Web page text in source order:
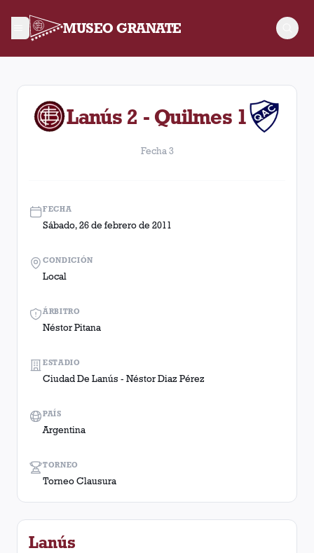
MUSEO GRANATE
Fecha 3. Partido entre Lanús y Quilmes disputado el
Lanús 2 - Quilmes 1
Fecha 3
FECHA
Sábado, 26 de febrero de 2011
ÁRBITRO
Néstor Pitana
TORNEO
Torneo Clausura
CONDICIÓN
Local
ESTADIO
Ciudad De Lanús - Néstor Diaz Pérez
PAÍS
Argentina
Lanús